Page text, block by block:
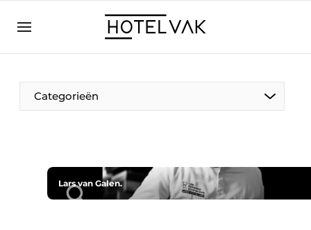
EN
BE
EN
FR
Categorieën
Duurzaam & Circulair
Lars van Galen.